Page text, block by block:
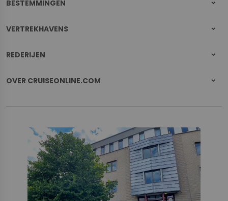
BESTEMMINGEN
VERTREKHAVENS
REDERIJEN
OVER CRUISEONLINE.COM